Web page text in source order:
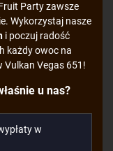
Party zawsze
Wykorzystaj nasze
i poczuj radość
każdy owoc na
Vulkan Vegas 651!
u nas?
w